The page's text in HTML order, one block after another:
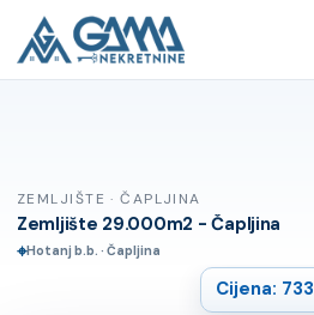
ZEMLJIŠTE · ČAPLJINA
Zemljište 29.000m2 - Čapljina
⌖Hotanj b.b. · Čapljina
Cijena: